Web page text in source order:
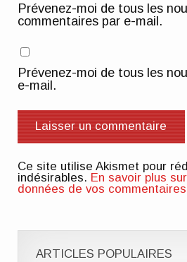
Prévenez-moi de tous les
commentaires par e-mail.
Prévenez-moi de tous les
e-mail.
Ce site utilise Akismet pour
indésirables. En savoir plus
données de vos
ARTICLES POPULAIRES